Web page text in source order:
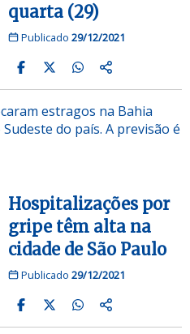
quarta (29)
Publicado 29/12/2021
estragos na Bahia
do país. A previsão é
Hospitalizações por
gripe têm alta na
cidade de São Paulo
Publicado 29/12/2021